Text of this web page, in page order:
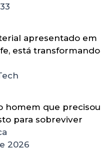
apresentado em
está transformando
homem que precisou
para sobreviver
2026